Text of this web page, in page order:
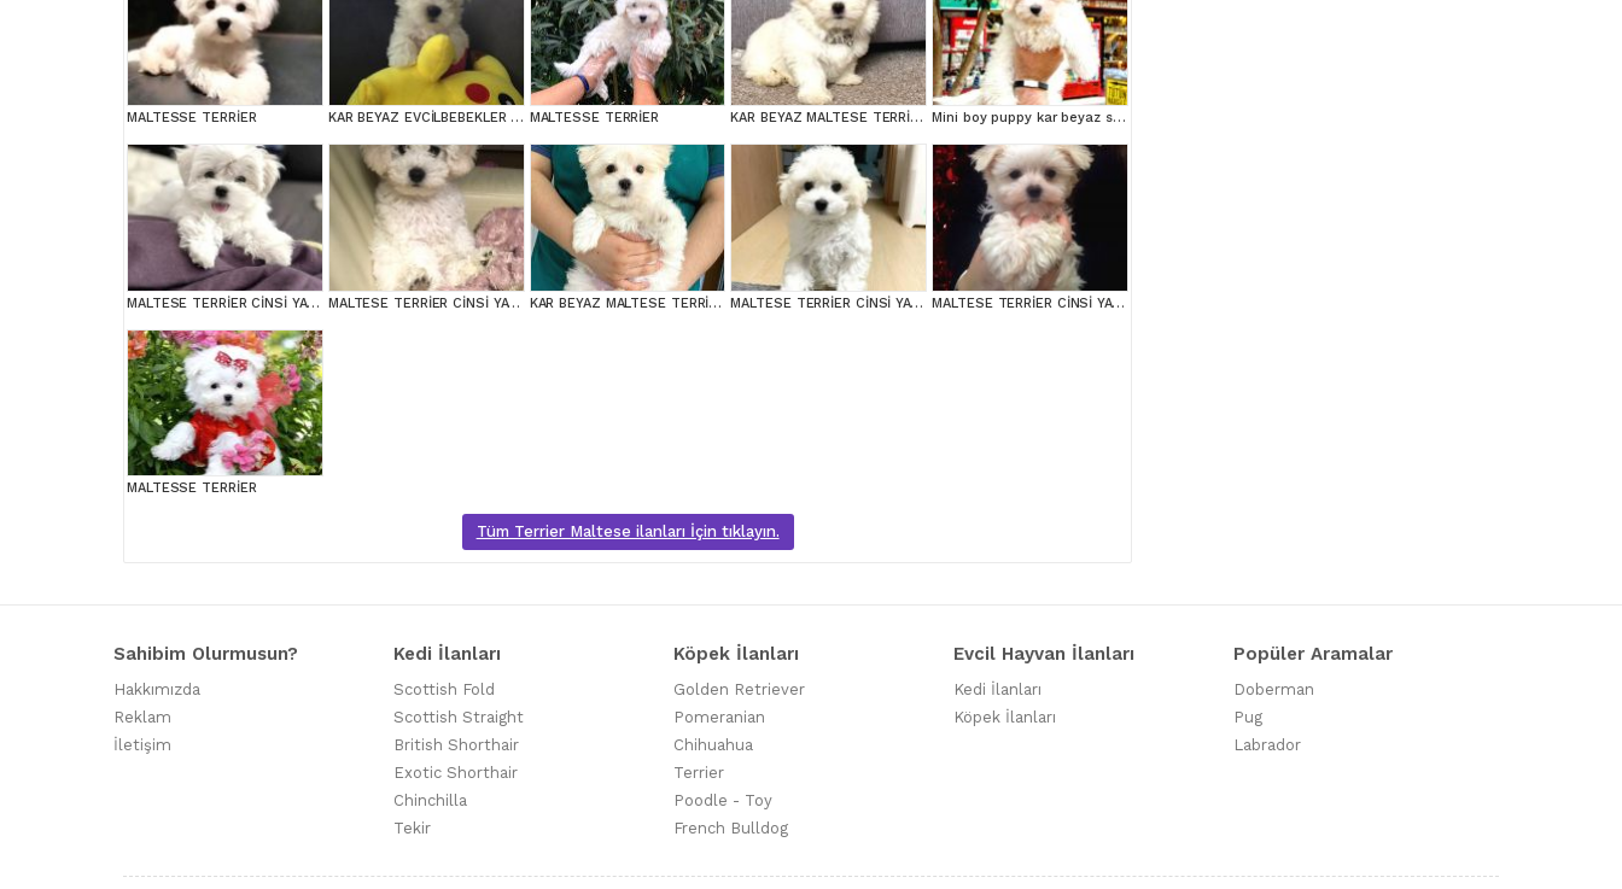
MALTESSE TERRİER KAR BEYAZ EVCİLBEBEKLER EV ÜRETİMİ MALTESSE TERRİER MALTESSE TERRİER KAR BEYAZ MALTESE TERRİER CİNSLERİ Mini boy puppy kar beyaz sevimli MALTESSE TERRİER CİNSİ
MALTESE TERRİER CİNSİ YAVRULAR MALTESE TERRİER CİNSİ YAVRULAR KAR BEYAZ MALTESE TERRİER CİNSLERİ MALTESE TERRİER CİNSİ YAVRULAR MALTESE TERRİER CİNSİ YAVRULAR
MALTESSE TERRİER
Tüm Terrier Maltese ilanları İçin tıklayın.
Sahibim Olurmusun?
Hakkımızda
Reklam
İletişim
Kedi İlanları
Scottish Fold
Scottish Straight
British Shorthair
Exotic Shorthair
Chinchilla
Tekir
Köpek İlanları
Golden Retriever
Pomeranian
Chihuahua
Terrier
Poodle - Toy
French Bulldog
Evcil Hayvan İlanları
Kedi İlanları
Köpek İlanları
Popüler Aramalar
Doberman
Pug
Labrador